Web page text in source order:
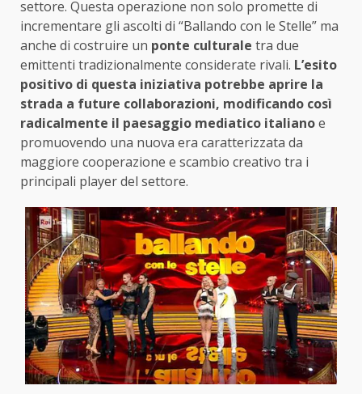
settore. Questa operazione non solo promette di
incrementare gli ascolti di “Ballando con le Stelle” ma
anche di costruire un ponte culturale tra due
emittenti tradizionalmente considerate rivali. L’esito
positivo di questa iniziativa potrebbe aprire la
strada a future collaborazioni, modificando così
radicalmente il paesaggio mediatico italianoe
promuovendo una nuova era caratterizzata da
maggiore cooperazione e scambio creativo tra i
principali player del settore.